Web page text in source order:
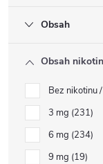
Obsah
Obsah
Bez nikotinu
3 mg 231
6 mg 234
9 mg 19